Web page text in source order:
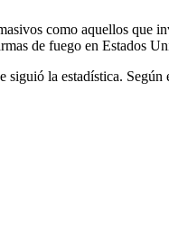
como aquellos que
de fuego en Estados
la estadística. Según